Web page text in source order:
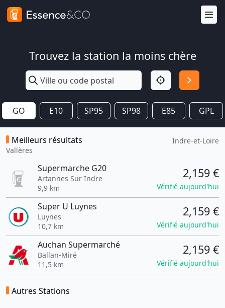
Trouvez la station la moins chère
GO E10 SP95 SP98 E85 GPL
Meilleurs résultats
Vallères
Indre-et-Loire
Supermarche G20
Artannes Sur Indre
9,9 km
2,159 €
Vérifié aujourd'hui
Super U Luynes
Luynes
10,7 km
2,159 €
Vérifié aujourd'hui
Auchan Supermarché
Ballan-Miré
11,5 km
2,159 €
Vérifié aujourd'hui
Autres Stations